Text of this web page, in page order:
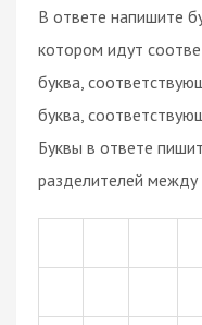
В ответе напишите
котором идут
буква,
буква,
Буквы в ответе
разделителей между